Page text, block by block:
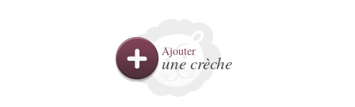
Ajouter
une crèche